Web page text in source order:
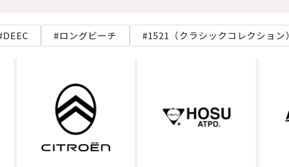
DEEC ロングビーチ 1521（クラシックコレクション）